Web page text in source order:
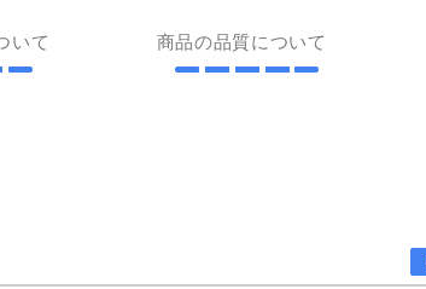
いて 商品の品質について